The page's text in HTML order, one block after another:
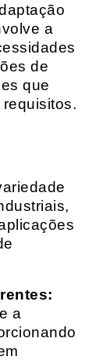
a
de
que
a